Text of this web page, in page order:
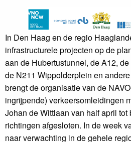
In Den Haag en de regio
infrastructurele projecten op de
aan de Hubertustunnel, de A12,
de N211 Wippolderplein en
brengt de organisatie van de
ingrijpende) verkeersomleidingen
Johan de Wittlaan van half april
richtingen afgesloten. In de week
naar verwachting in de gehele